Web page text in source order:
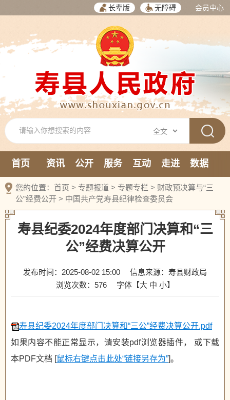
长辈版 无障碍 会员中心
首页 资讯 公开 服务 互动 走进
数据
新媒体
您的位置： 首页 > 专题报道 > 专题专栏 > 财政预决算与“三
公”经费公开 > 中国共产党寿县纪律检查委员会
寿县纪委2024年度部门决算和“三
公”经费决算公开
发布时间：2025-08-02 15:00
信息来源：寿县财政局
浏览次数： 576 字体【大 中 小】
寿县纪委2024年度部门决算和“三公”经费决算公开.pdf
如果内容不能正常显示，请安装pdf浏览器插件， 或下载
本PDF文档 [鼠标右键点击此处“链接另存为”]。